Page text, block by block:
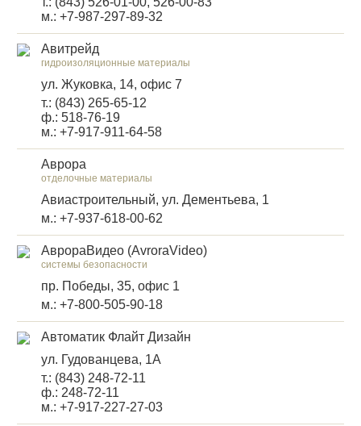
м.: +7-987-297-89-32
Авитрейд
гидроизоляционные материалы
ул. Жуковка, 14, офис 7
т.: (843) 265-65-12
ф.: 518-76-19
м.: +7-917-911-64-58
Аврора
отделочные материалы
Авиастроительный, ул. Дементьева, 1
м.: +7-937-618-00-62
АврораВидео (AvroraVideo)
системы безопасности
пр. Победы, 35, офис 1
м.: +7-800-505-90-18
Автоматик Флайт Дизайн
ул. Гудованцева, 1А
т.: (843) 248-72-11
ф.: 248-72-11
м.: +7-917-227-27-03